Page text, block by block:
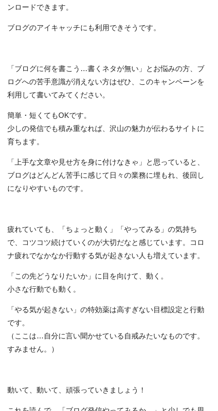
ンロードできます。
ブログのアイキャッチにも利用できそうです。
「ブログに何を書こう…書くネタが無い」とお悩みの方、ブ
ログへの苦手意識が消えない方はぜひ、このキャンペーンを
利用して書いてみてください。
簡単・短くてもOKです。
少しの発信でも積み重なれば、沢山の魅力が伝わるサイトに
育ちます。
「上手な文章や見せ方を身に付けなきゃ」と思っていると、
ブログはどんどん苦手に感じて日々の業務に埋もれ、後回し
になりやすいものです。
疲れていても、「ちょっと動く」「やってみる」の気持ち
で、コツコツ続けていくのが大切だなと感じています。コロ
ナ疲れでなかなか行動する気が起きない人も増えています。
「この先どうなりたいか」に目を向けて、動く。
小さな行動でも動く。
「やる気が起きない」の特効薬は高すぎない目標設定と行動
です。
（ここは…自分に言い聞かせている自戒みたいなものです。
すみません。）
動いて、動いて、頑張っていきましょう！